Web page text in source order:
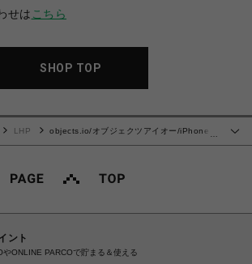
せは こちら
SHOP TOP
…
LHP
objects.io/オブジェクツアイオー/iPhone
ント
やONLINE PARCOで貯まる＆使える